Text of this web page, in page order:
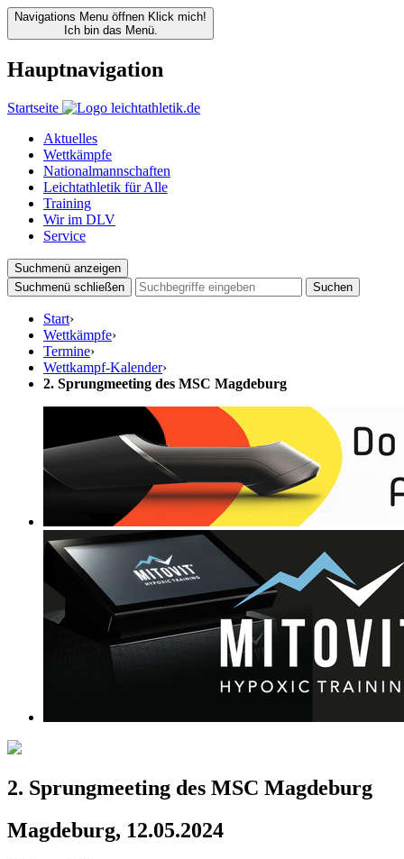
Navigations Menu öffnen Klick mich!
Ich bin das Menü.
Hauptnavigation
Startseite
Aktuelles
Wettkämpfe
Nationalmannschaften
Leichtathletik für Alle
Training
Wir im DLV
Service
Suchmenü anzeigen
Suchmenü schließen
Suchen
Start›
Wettkämpfe›
Termine›
Wettkampf-Kalender›
2. Sprungmeeting des MSC Magdeburg
2. Sprungmeeting des MSC Magdeburg
Magdeburg, 12.05.2024